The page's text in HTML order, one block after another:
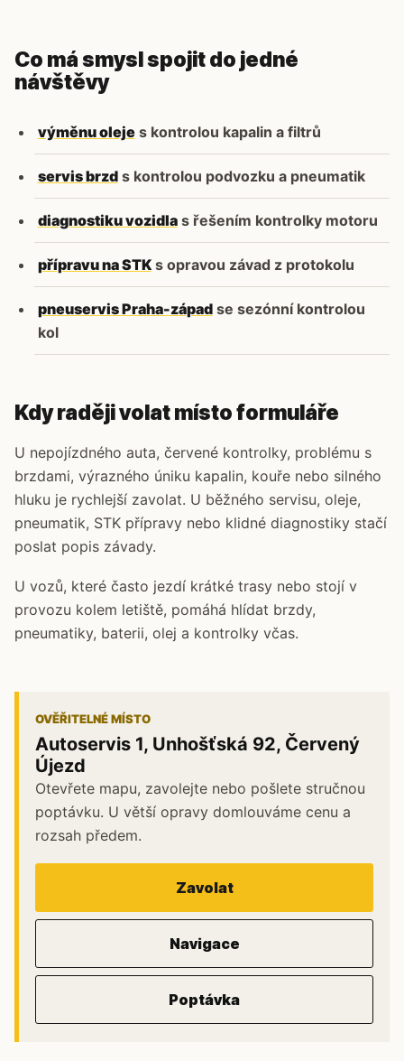
Co má smysl spojit do jedné
návštěvy
výměnu olejes kontrolou kapalin a filtrů
servis brzds kontrolou podvozku a pneumatik
diagnostiku vozidlas řešením kontrolky motoru
přípravu na STKs opravou závad z protokolu
pneuservis Praha-západse sezónní kontrolou
kol
Kdy raději volat místo formuláře
U nepojízdného auta, červené kontrolky, problému s
brzdami, výrazného úniku kapalin, kouře nebo silného
hluku je rychlejší zavolat. U běžného servisu, oleje,
pneumatik, STK přípravy nebo klidné diagnostiky stačí
poslat popis závady.
U vozů, které často jezdí krátké trasy nebo stojí v
provozu kolem letiště, pomáhá hlídat brzdy,
pneumatiky, baterii, olej a kontrolky včas.
OVĚŘITELNÉ MÍSTO
Autoservis 1, Unhošťská 92, Červený
Újezd
Otevřete mapu, zavolejte nebo pošlete stručnou
poptávku. U větší opravy domlouváme cenu a
rozsah předem.
Zavolat
Navigace
Poptávka